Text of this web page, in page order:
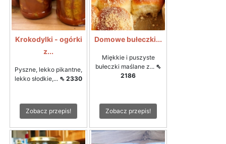
Krokodylki - ogórki
z...
Pyszne, lekko pikantne,
lekko słodkie,... ⇖ 2330
Zobacz przepis!
Domowe bułeczki...
Miękkie i puszyste
bułeczki maślane z... ⇖
2186
Zobacz przepis!